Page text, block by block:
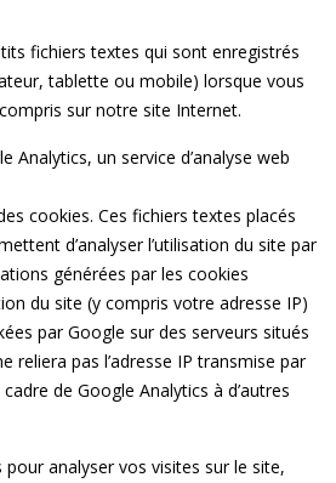
fichiers textes qui sont enregistrés
tablette ou mobile) lorsque vous
sur notre site Internet.
Analytics, un service d’analyse web
cookies. Ces fichiers textes placés
d’analyser l’utilisation du site par
générées par les cookies
du site (y compris votre adresse IP)
par Google sur des serveurs situés
reliera pas l’adresse IP transmise par
de Google Analytics à d’autres
analyser vos visites sur le site,